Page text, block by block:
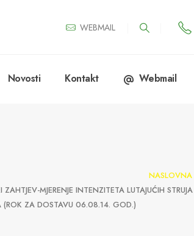
WEBMAIL
Novosti Kontakt Webmail
NASLOVNA
ZAHTJEV-MJERENJE INTENZITETA LUTAJUĆIH
(ROK ZA DOSTAVU 06.08.14. GOD.)